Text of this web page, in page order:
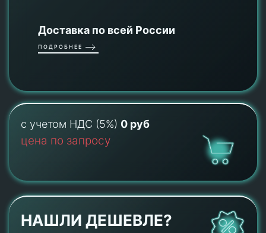
Доставка по всей России
ПОДРОБНЕЕ
с учетом НДС (5%) 0 руб
цена по запросу
НАШЛИ ДЕШЕВЛЕ?